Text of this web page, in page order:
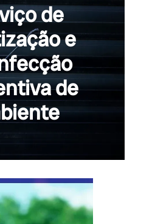
de
e
de